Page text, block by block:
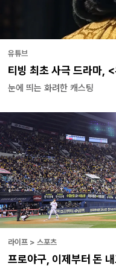
유튜브
티빙 최초 사극 드라마,
눈에 띄는 화려한 캐스팅
라이프 > 스포츠
프로야구, 이제부터 돈